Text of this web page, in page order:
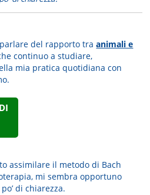
del rapporto traanimali e
continuo a studiare,
mia pratica quotidiana con
assimilare il metodo di Bach
mi sembra opportuno
di chiarezza.